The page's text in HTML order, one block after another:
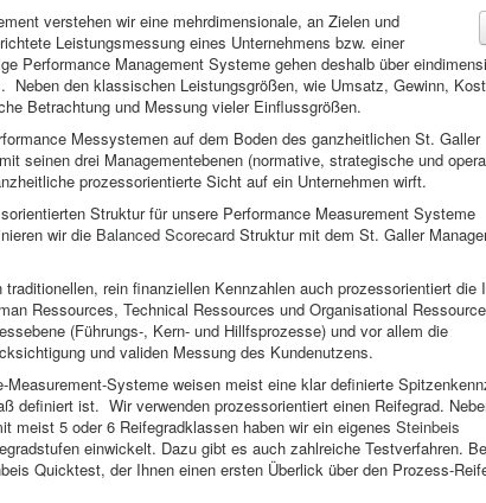
verstehen wir eine mehrdimensionale, an Zielen und
Leistungsmessung eines Unternehmens bzw. einer
Performance Management Systeme gehen deshalb über
Neben den klassischen Leistungsgrößen, wie Umsatz, Gewinn,
Betrachtung und Messung vieler Einflussgrößen.
Messystemen auf dem Boden des ganzheitlichen St. Galler
seinen drei Managementebenen (normative, strategische und
prozessorientierte Sicht auf ein Unternehmen wirft.
Struktur für unsere Performance Measurement Systeme
wir die Balanced ScorecardStruktur mit dem St. Galler
rein finanziellen Kennzahlen auch prozessorientiert die
Ressources, Technical Ressources und Organisational
(Führungs-, Kern- und Hillfsprozesse) und vor allem die
und validen Messung des Kundenutzens.
Measurement-Systeme weisen meist eine klar definierte
definiert ist. Wir verwenden prozessorientiert einen Reifegrad.
meist 5 oder 6 Reifegradklassen haben wir ein eigenes Steinbeis
einwickelt. Dazu gibt es auch zahlreiche Testverfahren.
Quicktest, der Ihnen einen ersten Überlick über den Prozess-